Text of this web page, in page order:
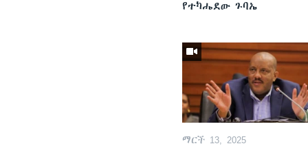
የተካሔደው ጉባኤ
ማርች 13, 2025